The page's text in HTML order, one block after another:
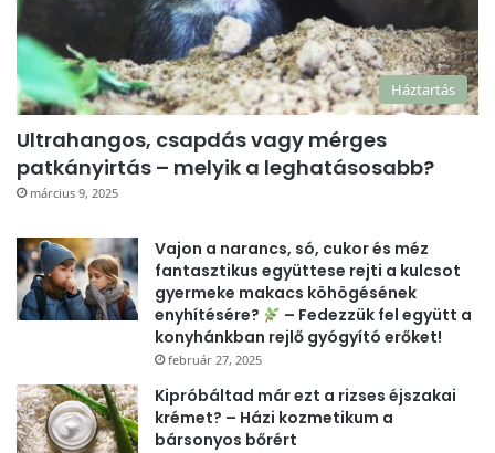
Háztartás
Ultrahangos, csapdás vagy mérges
patkányirtás – melyik a leghatásosabb?
március 9, 2025
Vajon a narancs, só, cukor és méz
fantasztikus együttese rejti a kulcsot
gyermeke makacs köhögésének
enyhítésére?
– Fedezzük fel együtt a
konyhánkban rejlő gyógyító erőket!
február 27, 2025
Kipróbáltad már ezt a rizses éjszakai
krémet? – Házi kozmetikum a
bársonyos bőrért